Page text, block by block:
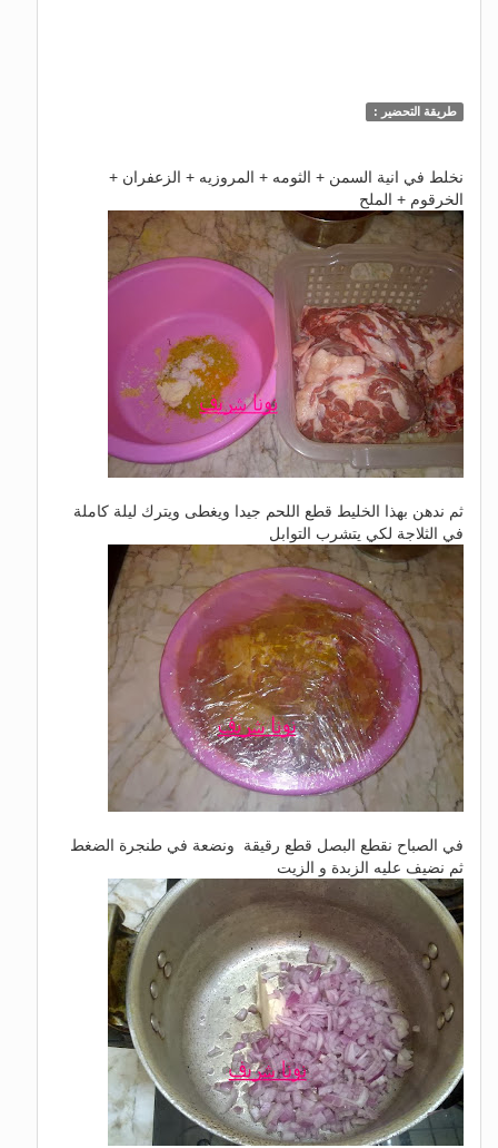
طريقة التحضير :
نخلط في انية السمن + الثومه + المروزيه + الزعفران +
الخرقوم + الملح
ثم ندهن بهذا الخليط قطع اللحم جيدا ويغطى ويترك ليلة كاملة
في الثلاجة لكي يتشرب التوابل
في الصباح نقطع البصل قطع رقيقة ونضعة في طنجرة الضغط
ثم نضيف عليه الزبدة و الزيت